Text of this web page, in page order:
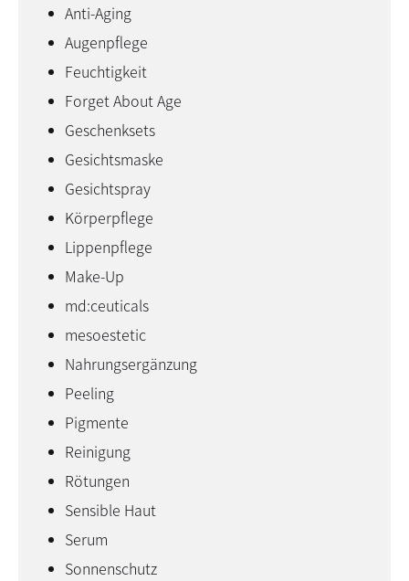
Anti-Aging
Augenpflege
Feuchtigkeit
Forget About Age
Geschenksets
Gesichtsmaske
Gesichtspray
Körperpflege
Lippenpflege
Make-Up
md:ceuticals
mesoestetic
Nahrungsergänzung
Peeling
Pigmente
Reinigung
Rötungen
Sensible Haut
Serum
Sonnenschutz